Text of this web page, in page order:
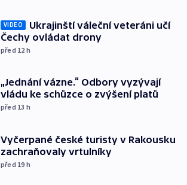
VIDEO
Ukrajinští váleční veteráni učí
Čechy ovládat drony
před 12 h
„Jednání vázne.“ Odbory vyzývají
vládu ke schůzce o zvýšení platů
před 13 h
Vyčerpané české turisty v Rakousku
zachraňovaly vrtulníky
před 19 h